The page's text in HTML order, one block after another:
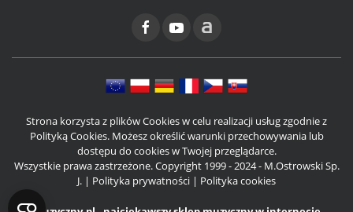
Strona korzysta z plików Cookies w celu realizacji usług zgodnie z
Polityką Cookies. Możesz określić warunki przechowywania lub
dostępu do cookies w Twojej przeglądarce.
Wszystkie prawa zastrzeżone. Copyright 1999 - 2024 - M.Ostrowski Sp.
J. | Polityka prywatności | Polityka cookies